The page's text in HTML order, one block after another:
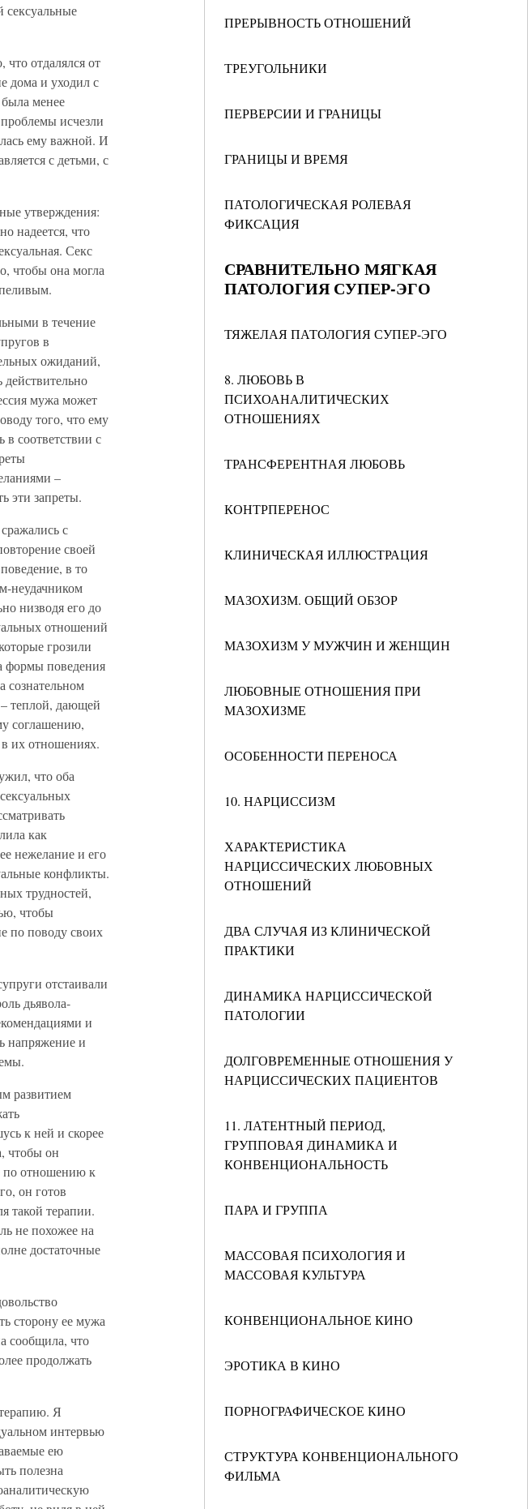
ПРЕРЫВНОСТЬ ОТНОШЕНИЙ
ТРЕУГОЛЬНИКИ
ПЕРВЕРСИИ И ГРАНИЦЫ
ГРАНИЦЫ И ВРЕМЯ
ПАТОЛОГИЧЕСКАЯ РОЛЕВАЯ
ФИКСАЦИЯ
СРАВНИТЕЛЬНО МЯГКАЯ
ПАТОЛОГИЯ СУПЕР-ЭГО
ТЯЖЕЛАЯ ПАТОЛОГИЯ СУПЕР-ЭГО
8. ЛЮБОВЬ В
ПСИХОАНАЛИТИЧЕСКИХ
ОТНОШЕНИЯХ
ТРАНСФЕРЕНТНАЯ ЛЮБОВЬ
КОНТРПЕРЕНОС
КЛИНИЧЕСКАЯ ИЛЛЮСТРАЦИЯ
МАЗОХИЗМ. ОБЩИЙ ОБЗОР
МАЗОХИЗМ У МУЖЧИН И ЖЕНЩИН
ЛЮБОВНЫЕ ОТНОШЕНИЯ ПРИ
МАЗОХИЗМЕ
ОСОБЕННОСТИ ПЕРЕНОСА
10. НАРЦИССИЗМ
ХАРАКТЕРИСТИКА
НАРЦИССИЧЕСКИХ ЛЮБОВНЫХ
ОТНОШЕНИЙ
ДВА СЛУЧАЯ ИЗ КЛИНИЧЕСКОЙ
ПРАКТИКИ
ДИНАМИКА НАРЦИССИЧЕСКОЙ
ПАТОЛОГИИ
ДОЛГОВРЕМЕННЫЕ ОТНОШЕНИЯ У
НАРЦИССИЧЕСКИХ ПАЦИЕНТОВ
11. ЛАТЕНТНЫЙ ПЕРИОД,
ГРУППОВАЯ ДИНАМИКА И
КОНВЕНЦИОНАЛЬНОСТЬ
ПАРА И ГРУППА
МАССОВАЯ ПСИХОЛОГИЯ И
МАССОВАЯ КУЛЬТУРА
КОНВЕНЦИОНАЛЬНОЕ КИНО
ЭРОТИКА В КИНО
ПОРНОГРАФИЧЕСКОЕ КИНО
СТРУКТУРА КОНВЕНЦИОНАЛЬНОГО
ФИЛЬМА
сексуальные
отдалялся от
дома и уходил с
менее
исчезли
ему важной. И
с детьми, с
утверждения:
надеется, что
Секс
чтобы она могла
в течение
в
ожиданий,
мужа может
того, что ему
соответствии с
–
эти запреты.
с
своей
в то
неудачником
низводя его до
отношений
грозили
формы поведения
– теплой, дающей
соглашению,
в их отношениях.
что оба
как
нежелание и его
конфликты.
трудностей,
чтобы
по поводу своих
отстаивали
дьявола-
и
напряжение и
развитием
к ней и скорее
чтобы он
по отношению к
он готов
такой терапии.
не похожее на
достаточные
сторону ее мужа
сообщила, что
продолжать
Я
интервью
ею
полезна